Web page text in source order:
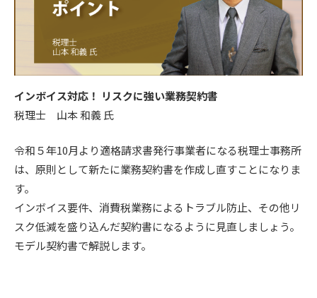
インボイス対応！ リスクに強い業務契約書
税理士 山本 和義 氏
令和５年10月より適格請求書発行事業者になる税理士事務所
は、原則として新たに業務契約書を作成し直すことになりま
す。
インボイス要件、消費税業務によるトラブル防止、その他リ
スク低減を盛り込んだ契約書になるように見直しましょう。
モデル契約書で解説します。